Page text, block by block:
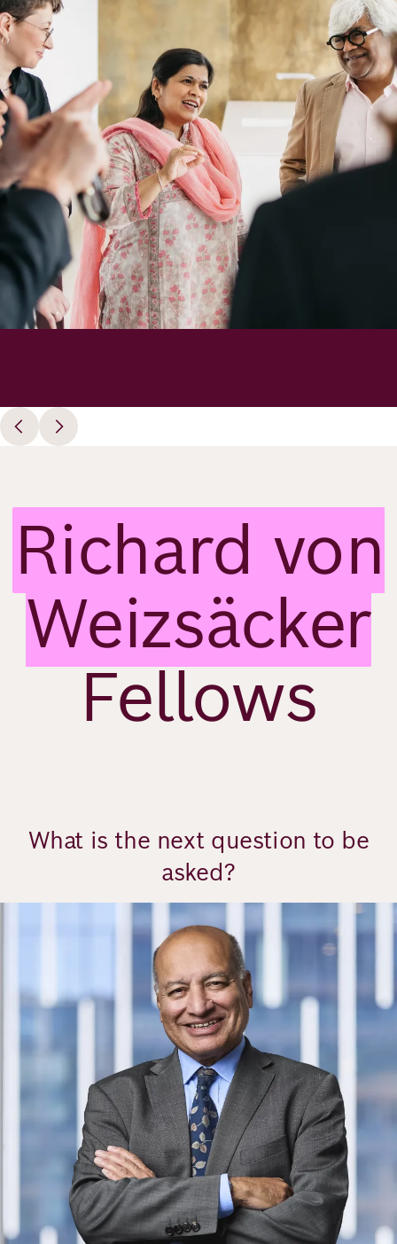
Richard
von
Weizsäcker
Forum
Veranstaltungen
Perspectives
Richard von
Weizsäcker
Fellows
What is the next question to be
asked?